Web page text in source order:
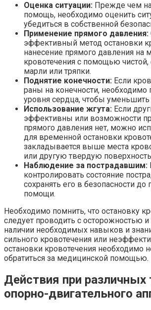
Оценка ситуации: Прежде чем
помощь, необходимо оценить
убедиться в собственной
Применение прямого давления:
эффективный метод остановки
нанесение прямого давления на
кровотечения с помощью чистой,
марли или тряпки.
Поднятие конечности: Если
раны на конечности,
уровня сердца, чтобы уменьшить
Использование жгута: Если
эффективны или возможности
прямого давления нет, можно
для временной остановки
закладывается выше места
или другую твердую
Наблюдение за пострадавшим:
контролировать состояние
сохранять его в безопасности до
помощи.
Необходимо помнить, что остановку
следует проводить с осторожностью и
наличии необходимых навыков и
сильного кровотечения или
остановки кровотечения необходимо
обратиться за медицинской помощью.
Действия при различных
опорно-двигательного